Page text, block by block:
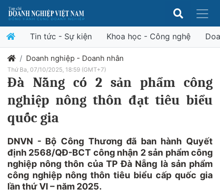
Tin tức - Sự kiện Khoa học - Công nghệ
Doanh nghiệp - Doanh nhân
Thứ Ba, 07/10/2025, 18:59 (GMT+7)
Đà Nẵng có 2 sản phẩm công
nghiệp nông thôn đạt tiêu biểu
quốc gia
DNVN - Bộ Công Thương đã ban hành Quyết
định 2568/QĐ-BCT công nhận 2 sản phẩm công
nghiệp nông thôn của TP Đà Nẵng là sản phẩm
công nghiệp nông thôn tiêu biểu cấp quốc gia
lần thứ VI – năm 2025.